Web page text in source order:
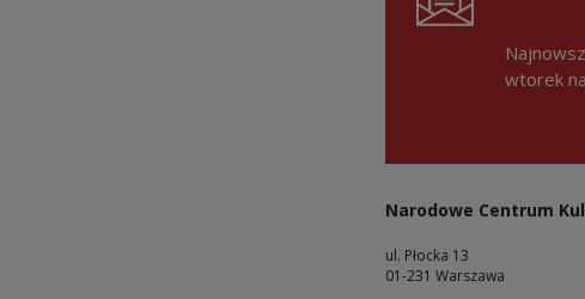
wtorek
Narodowe Centrum
ul. Płocka 13
01-231 Warszawa